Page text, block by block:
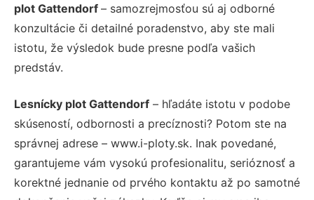
plot Gattendorf – samozrejmosťou sú aj odborné
konzultácie či detailné poradenstvo, aby ste mali
istotu, že výsledok bude presne podľa vašich
predstáv.
Lesnícky plot Gattendorf – hľadáte istotu v podobe
skúseností, odbornosti a precíznosti? Potom ste na
správnej adrese – www.i-ploty.sk. Inak povedané,
garantujeme vám vysokú profesionalitu, serióznosť a
korektné jednanie od prvého kontaktu až po samotné